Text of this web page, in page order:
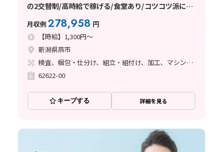
の2交替制/高時給で稼げる/食堂あり/コツコツ派に最
適/研修制度充実/日払い・週払いOK
月収例278,958 円
【時給】1,300円～
新潟県燕市
検査、梱包・仕分け、組立・組付け、加工、マシンオペレーター
62622-00
キープする 詳細を見る